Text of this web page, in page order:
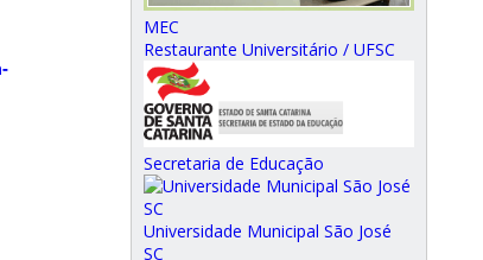
MEC
Restaurante Universitário / UFSC
Secretaria de Educação
Universidade Municipal São José
SC